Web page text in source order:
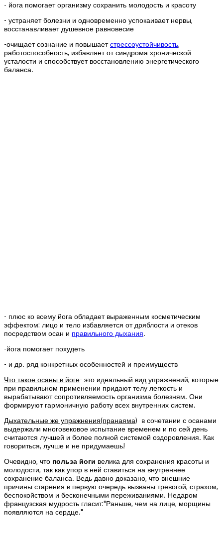
- йога помогает организму сохранить молодость и красоту
- устраняет болезни и одновременно успокаивает нервы,
восстанавливает душевное равновесие
-очищает сознание и повышаетстрессоустойчивость,
работоспособность, избавляет от синдрома хронической
усталости и способствует восстановлению энергетического
баланса.
- плюс ко всему йога обладает выраженным косметическим
эффектом: лицо и тело избавляется от дряблости и отеков
посредством осан и правильного дыхания.
-йога помогает похудеть
- и др. ряд конкретных особенностей и преимуществ
Что такое осаны в йоге- это идеальный вид упражнений, которые
при правильном применении придают телу легкость и
вырабатывают сопротивляемость организма болезням. Они
формируют гармоничную работу всех внутренних систем.
Дыхательные же упражнения(пранаяма) в сочетании с осанами
выдержали многовековое испытание временем и по сей день
считаются лучшей и более полной системой оздоровления. Как
говориться, лучше и не придумаешь!
Очевидно, что польза йоги велика для сохранения красоты и
молодости, так как упор в ней ставиться на внутреннее
сохранение баланса. Ведь давно доказано, что внешние
причины старения в первую очередь вызваны тревогой, страхом,
беспокойством и бесконечными переживаниями. Недаром
французская мудрость гласит:"Раньше, чем на лице, морщины
появляются на сердце."